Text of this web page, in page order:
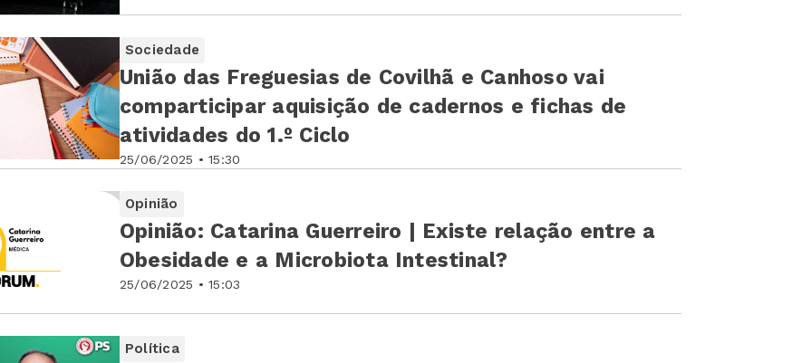
Sociedade
25/06/2025 • 15:30
União das Freguesias de Covilhã e Canhoso vai
comparticipar aquisição de cadernos e fichas de
atividades do 1.º Ciclo
Opinião
25/06/2025 • 15:03
Opinião: Catarina Guerreiro | Existe relação entre a
Obesidade e a Microbiota Intestinal?
Política